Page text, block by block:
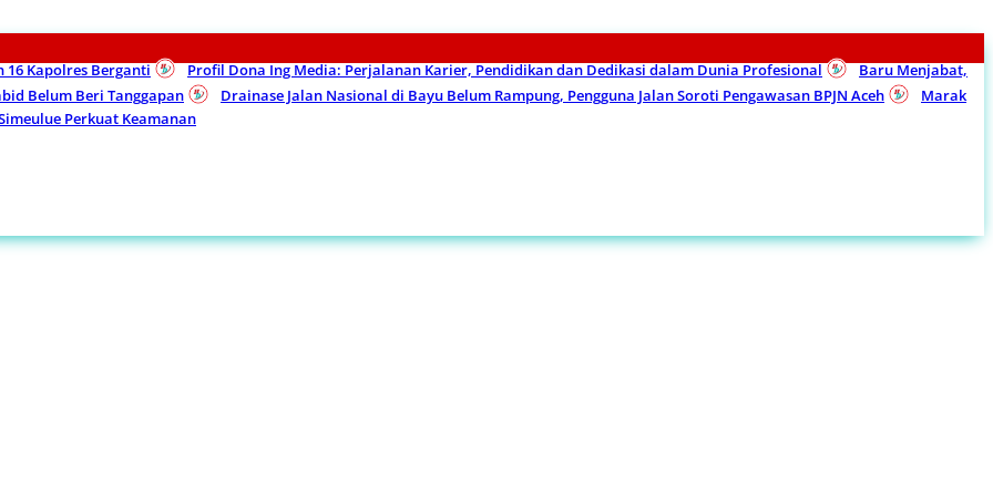
16 Kapolres Berganti
Profil Dona Ing Media: Perjalanan Karier, Pendidikan dan Dedikasi dalam Dunia Profesional
Baru Menjabat,
Belum Beri Tanggapan
Drainase Jalan Nasional di Bayu Belum Rampung, Pengguna Jalan Soroti Pengawasan BPJN Aceh
Marak
Perkuat Keamanan